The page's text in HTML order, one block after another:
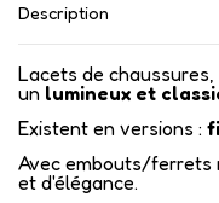
Description
Lacets de chaussures,
un lumineux et
Existent en versions :
Avec embouts/ferrets
et d'élégance.